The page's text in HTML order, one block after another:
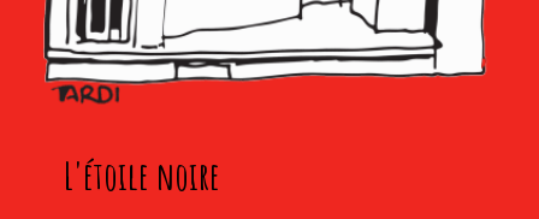
L'étoile noire